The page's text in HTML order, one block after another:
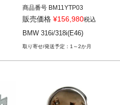
商品番号 BM11YTP03
BM11YTP03
BMW 316i/318i(E46) 98-06
販売価格 ¥156,980税込
BMW 316i/318i(E46)
1～2か月